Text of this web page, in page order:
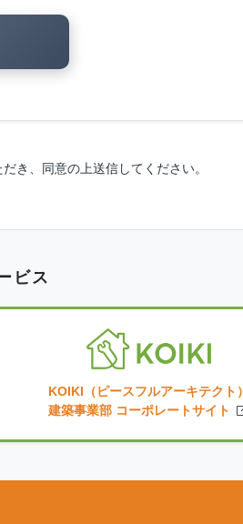
き、同意の上送信してください。
ビス
KOIKI（ピースフルアーキテクト）
建築事業部 コーポレートサイト